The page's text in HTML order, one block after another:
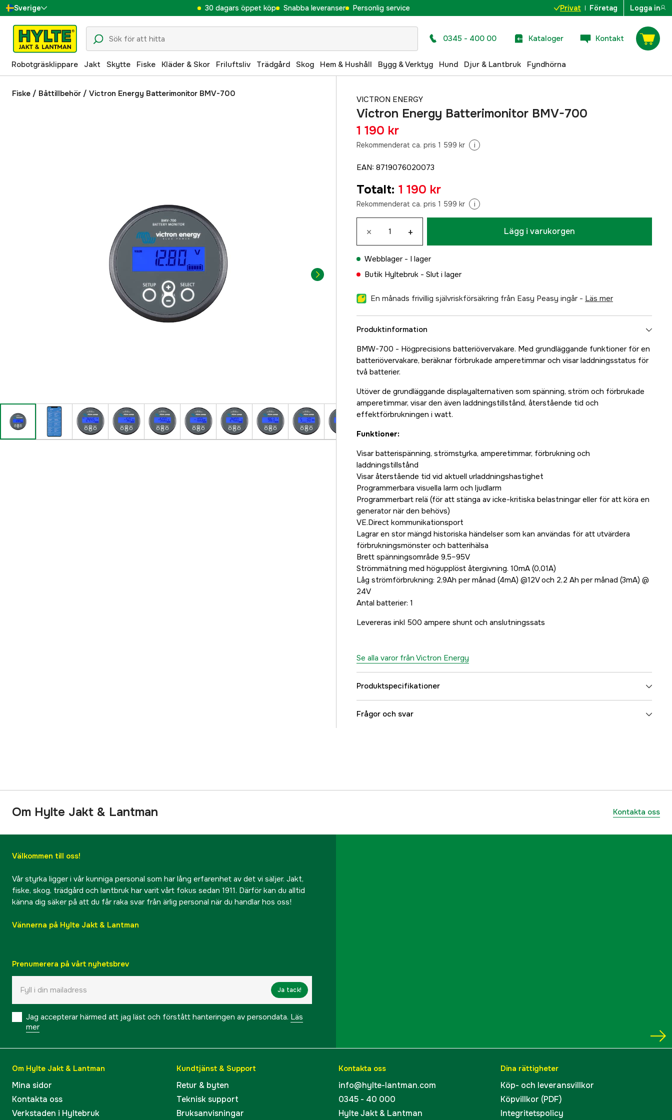
Sverige
Danmark
Suomi
Norge
Deutschland
30 dagars öppet köp Snabba leveranser Personlig service Privat Företag Logga in
0345 - 400 00 Kataloger Kontakt
Robotgräsklippare Jakt Skytte Fiske Kläder & Skor Friluftsliv Trädgård Skog Hem & Hushåll Bygg & Verktyg Hund Djur & Lantbruk Fyndhörna
Fiske / Båttillbehör / Victron Energy Batterimonitor BMV-700
VICTRON ENERGY
Victron Energy Batterimonitor BMV-700
1 190 kr
Rekommenderat ca. pris 1 599 kr i
EAN: 8719076020073
Totalt: 1 190 kr
Rekommenderat ca. pris 1 599 kr i
× + Lägg i varukorgen
Webblager - I lager
Butik Hyltebruk - Slut i lager
En månads frivillig självriskförsäkring från Easy Peasy ingår - läs mer
Produktinformation
BMW-700 - Högprecisions batteriövervakare. Med grundläggande funktioner för en
batteriövervakare, beräknar förbrukade amperetimmar och visar laddningsstatus för
två batterier.
Utöver de grundläggande displayalternativen som spänning, ström och förbrukade
amperetimmar, visar den även laddningstillstånd, återstående tid och
effektförbrukningen i watt.
Funktioner:
Visar batterispänning, strömstyrka, amperetimmar, förbrukning och
laddningstillstånd
Visar återstående tid vid aktuell urladdningshastighet
Programmerbara visuella larm och ljudlarm
Programmerbart relä (för att stänga av icke-kritiska belastningar eller för att köra en
generator när den behövs)
VE.Direct kommunikationsport
Lagrar en stor mängd historiska händelser som kan användas för att utvärdera
förbrukningsmönster och batterihälsa
Brett spänningsområde 9,5–95V
Strömmätning med högupplöst återgivning. 10mA (0,01A)
Låg strömförbrukning: 2,9Ah per månad (4mA) @12V och 2,2 Ah per månad (3mA) @
24V
Antal batterier: 1
Levereras inkl 500 ampere shunt och anslutningssats
Se alla varor från Victron Energy
Produktspecifikationer
Referensnummer
Frågor och svar
Om Hylte Jakt & Lantman Kontakta oss
Välkommen till oss!
Vår styrka ligger i vår kunniga personal som har lång erfarenhet av det vi säljer. Jakt,
fiske, skog, trädgård och lantbruk har varit vårt fokus sedan 1911. Därför kan du alltid
känna dig säker på att du får raka svar från ärlig personal när du handlar hos oss!
Vännerna på Hylte Jakt & Lantman
Prenumerera på vårt nyhetsbrev
Ja tack!
Jag accepterar härmed att jag läst och förstått hanteringen av persondata. Läs
mer
Om Hylte Jakt & Lantman
Mina sidor
Kontakta oss
Verkstaden i Hyltebruk
Kundtjänst & Support
Retur & byten
Teknisk support
Bruksanvisningar
Kontakta oss
info@hylte-lantman.com
0345 - 40 000
Hylte Jakt & Lantman
Dina rättigheter
Köp- och leveransvillkor
Köpvillkor (PDF)
Integritetspolicy